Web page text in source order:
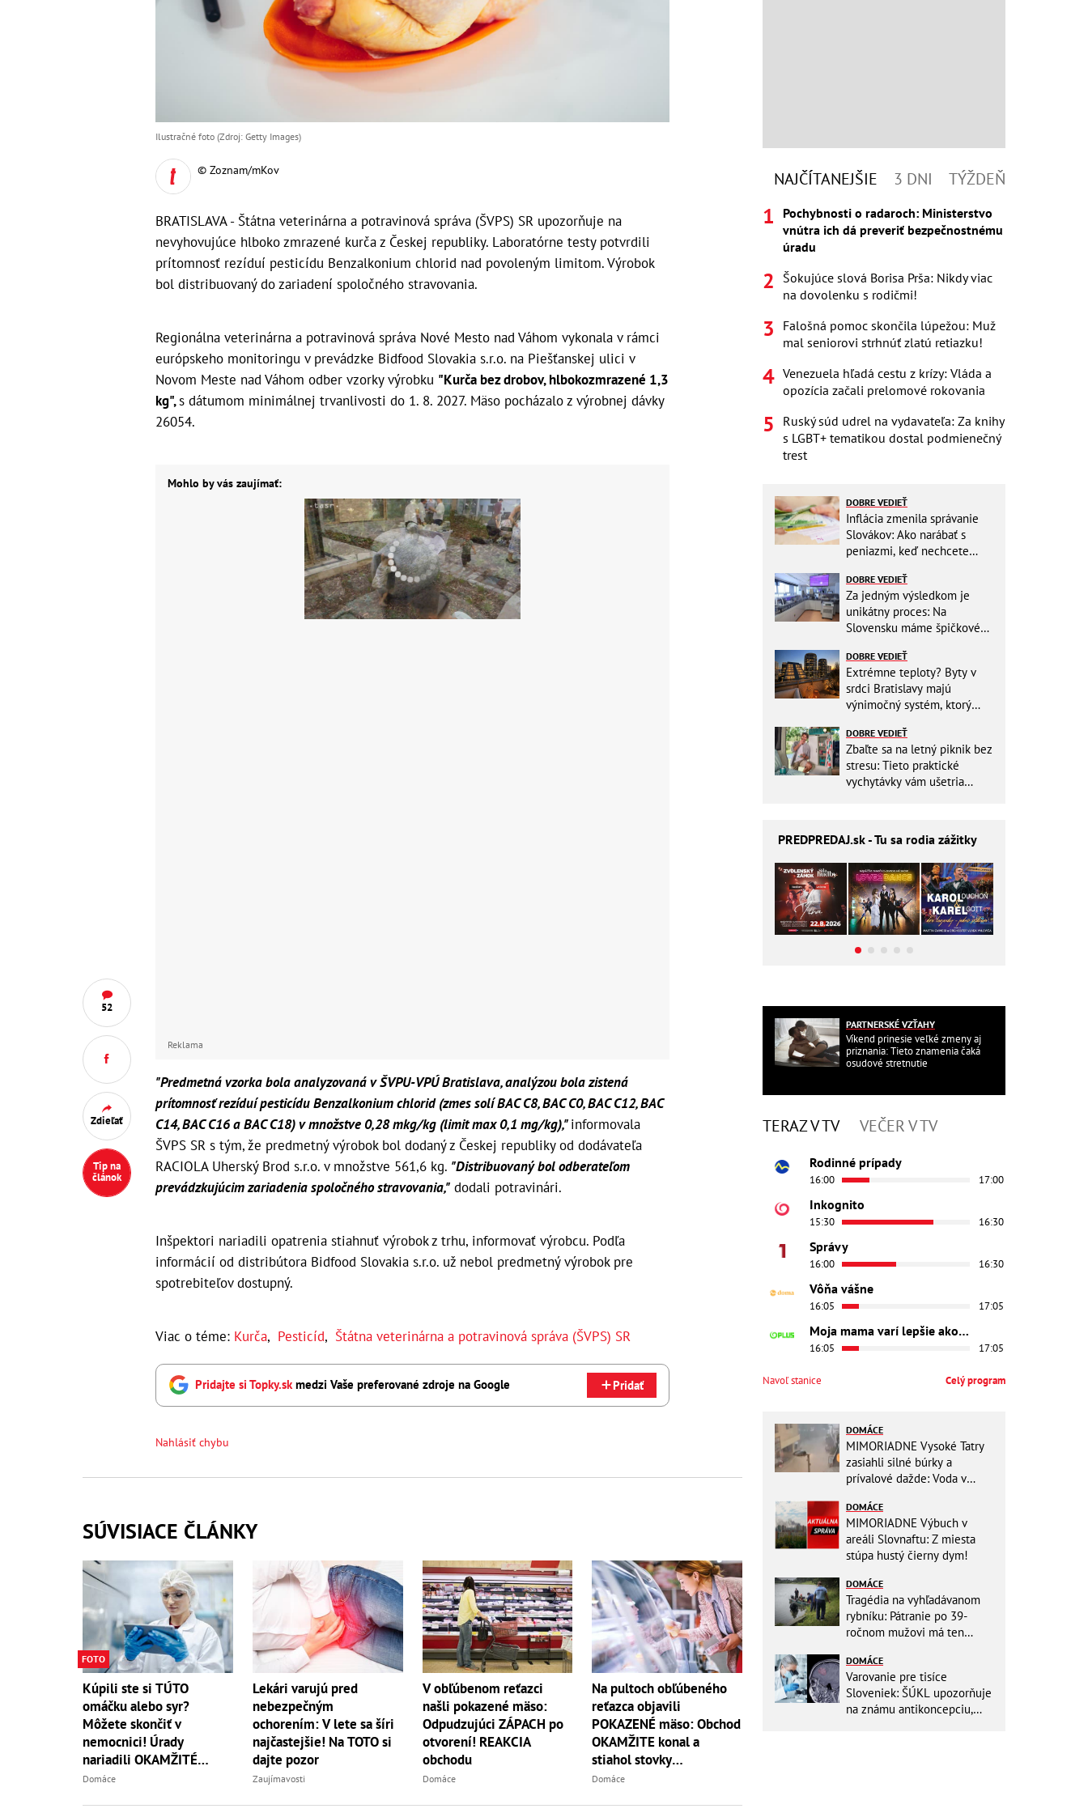
52
Zdieľať
Tip na
článok
Ilustračné foto (Zdroj: Getty Images)
© Zoznam/mKov
BRATISLAVA - Štátna veterinárna a potravinová správa (ŠVPS) SR upozorňuje na
nevyhovujúce hlboko zmrazené kurča z Českej republiky. Laboratórne testy potvrdili
prítomnosť rezíduí pesticídu Benzalkonium chlorid nad povoleným limitom. Výrobok
bol distribuovaný do zariadení spoločného stravovania.
Regionálna veterinárna a potravinová správa Nové Mesto nad Váhom vykonala v rámci
európskeho monitoringu v prevádzke Bidfood Slovakia s.r.o. na Piešťanskej ulici v
Novom Meste nad Váhom odber vzorky výrobku "Kurča bez drobov, hlbokozmrazené 1,3
kg",s dátumom minimálnej trvanlivosti do 1. 8. 2027. Mäso pocházalo z výrobnej dávky
26054.
Mohlo by vás zaujímať:
Reklama
"Predmetná vzorka bola analyzovaná v ŠVPU-VPÚ Bratislava, analýzou bola zistená
prítomnosť rezíduí pesticídu Benzalkonium chlorid (zmes solí BAC C8, BAC C0, BAC C12, BAC
C14, BAC C16 a BAC C18) v množstve 0,28 mkg/kg (limit max 0,1 mg/kg),"informovala
ŠVPS SR s tým, že predmetný výrobok bol dodaný z Českej republiky od dodávateľa
RACIOLA Uherský Brod s.r.o. v množstve 561,6 kg. "Distribuovaný bol odberateľom
prevádzkujúcim zariadenia spoločného stravovania," dodali potravinári.
Inšpektori nariadili opatrenia stiahnuť výrobok z trhu, informovať výrobcu. Podľa
informácií od distribútora Bidfood Slovakia s.r.o. už nebol predmetný výrobok pre
spotrebiteľov dostupný.
Viac o téme: Kurča, Pesticíd, Štátna veterinárna a potravinová správa (ŠVPS) SR
Pridajte si Topky.skmedzi Vaše preferované zdroje na Google Pridať
Nahlásiť chybu
SÚVISIACE ČLÁNKY
FOTO
Kúpili ste si TÚTO
omáčku alebo syr?
Môžete skončiť v
nemocnici! Úrady
nariadili OKAMŽITÉ
stiahnutie z predaja
Domáce
Lekári varujú pred
nebezpečným
ochorením: V lete sa šíri
najčastejšie! Na TOTO si
dajte pozor
Zaujímavosti
V obľúbenom reťazci
našli pokazené mäso:
Odpudzujúci ZÁPACH po
otvorení! REAKCIA
obchodu
Domáce
Na pultoch obľúbeného
reťazca objavili
POKAZENÉ mäso: Obchod
OKAMŽITE konal a
stiahol stovky
kilogramov!
Domáce
NAJČÍTANEJŠIE 3 DNI TÝŽDEŇ
Pochybnosti o radaroch: Ministerstvo
vnútra ich dá preveriť bezpečnostnému
úradu
Šokujúce slová Borisa Prša: Nikdy viac
na dovolenku s rodičmi!
Falošná pomoc skončila lúpežou: Muž
mal seniorovi strhnúť zlatú retiazku!
Venezuela hľadá cestu z krízy: Vláda a
opozícia začali prelomové rokovania
Ruský súd udrel na vydavateľa: Za knihy
s LGBT+ tematikou dostal podmienečný
trest
DOBRE VEDIEŤ
Inflácia zmenila správanie
Slovákov: Ako narábať s
peniazmi, keď nechcete
DOBRE VEDIEŤ
Za jedným výsledkom je
unikátny proces: Na
Slovensku máme špičkové
DOBRE VEDIEŤ
Extrémne teploty? Byty v
srdci Bratislavy majú
výnimočný systém, ktorý
DOBRE VEDIEŤ
Zbaľte sa na letný piknik bez
stresu: Tieto praktické
vychytávky vám ušetria
PREDPREDAJ.sk - Tu sa rodia zážitky
PARTNERSKÉ VZŤAHY
Víkend prinesie veľké zmeny aj
priznania: Tieto znamenia čaká
osudové stretnutie
TERAZ V TV VEČER V TV
Rodinné prípady
16:00 17:00
Inkognito
15:30 16:30
Správy
16:00 16:30
Vôňa vášne
16:05 17:05
Moja mama varí lepšie ako tvoja
16:05 17:05
Navoľ stanice Celý program
DOMÁCE
MIMORIADNE Vysoké Tatry
zasiahli silné búrky a
prívalové dažde: Voda v
DOMÁCE
MIMORIADNE Výbuch v
areáli Slovnaftu: Z miesta
stúpa hustý čierny dym!
DOMÁCE
Tragédia na vyhľadávanom
rybníku: Pátranie po 39-
ročnom mužovi má ten
DOMÁCE
Varovanie pre tisíce
Sloveniek: ŠÚKL upozorňuje
na známu antikoncepciu,